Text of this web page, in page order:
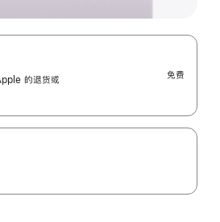
的退货或
免费